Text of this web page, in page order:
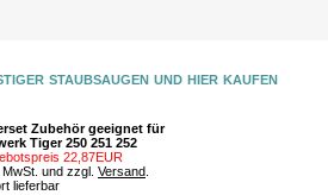
staubsaugen und hier kaufen
Zubehör geeignet für
Tiger 250 251 252
22,87EUR
und zzgl. Versand
lieferbar